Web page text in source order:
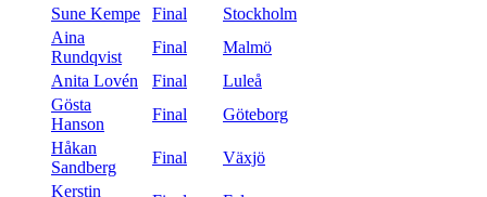
Sune Kempe
Final Stockholm
Aina
Rundqvist
Final
Malmö
Anita Lovén
Final
Luleå
Gösta
Hanson
Final
Göteborg
Håkan
Sandberg
Final
Växjö
Kerstin